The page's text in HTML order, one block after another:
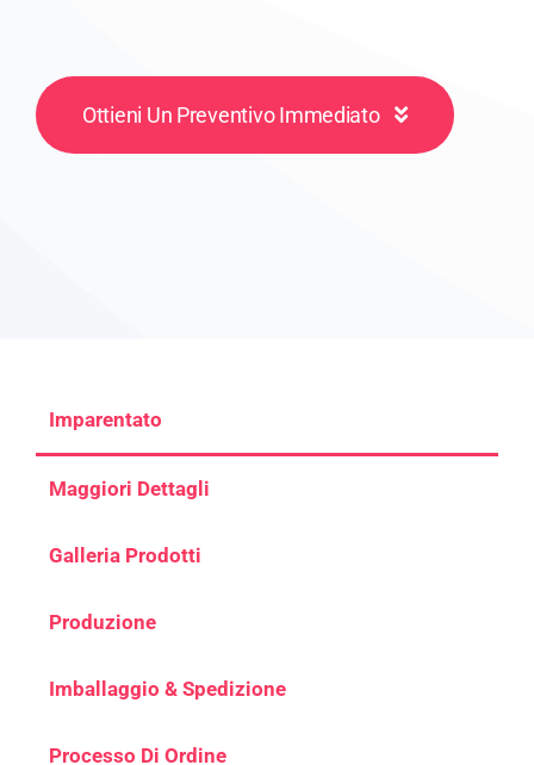
Ottieni Un Preventivo Immediato
Imparentato
Maggiori Dettagli
Galleria Prodotti
Produzione
Imballaggio & Spedizione
Processo Di Ordine